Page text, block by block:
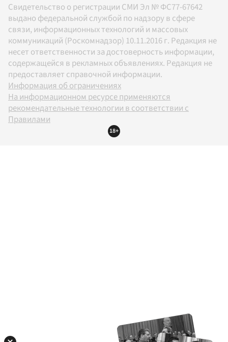
Свидетельство о регистрации СМИ Эл № ФС77-67642
выдано федеральной службой по надзору в сфере
связи, информационных технологий и массовых
коммуникаций (Роскомнадзор) 10.11.2016 г. Редакция не
несет ответственности за достоверность информации,
содержащейся в рекламных объявлениях. Редакция не
предоставляет справочной информации.
Информация об ограничениях
На информационном ресурсе применяются
рекомендательные технологии в соответствии с
Правилами
18+